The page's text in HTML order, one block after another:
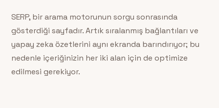
SERP, bir arama motorunun sorgu sonrasında
gösterdiği sayfadır. Artık sıralanmış bağlantıları ve
yapay zeka özetlerini aynı ekranda barındırıyor; bu
nedenle içeriğinizin her iki alan için de optimize
edilmesi gerekiyor.